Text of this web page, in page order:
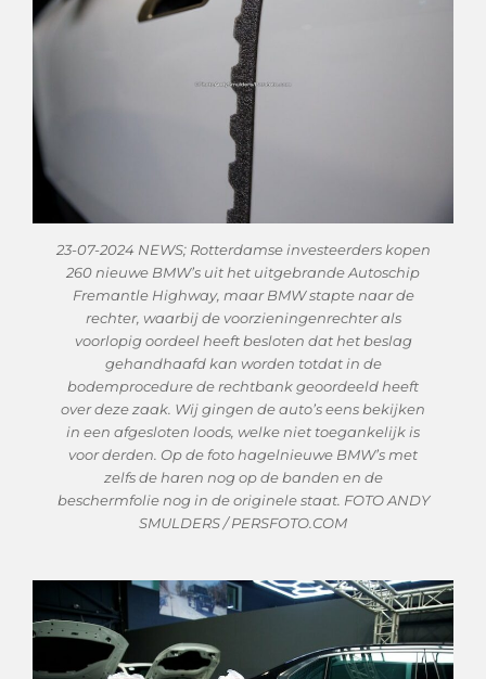
23-07-2024 NEWS; Rotterdamse investeerders kopen
260 nieuwe BMW’s uit het uitgebrande Autoschip
Fremantle Highway, maar BMW stapte naar de
rechter, waarbij de voorzieningenrechter als
voorlopig oordeel heeft besloten dat het beslag
gehandhaafd kan worden totdat in de
bodemprocedure de rechtbank geoordeeld heeft
over deze zaak. Wij gingen de auto’s eens bekijken
in een afgesloten loods, welke niet toegankelijk is
voor derden. Op de foto hagelnieuwe BMW’s met
zelfs de haren nog op de banden en de
beschermfolie nog in de originele staat. FOTO ANDY
SMULDERS / PERSFOTO.COM